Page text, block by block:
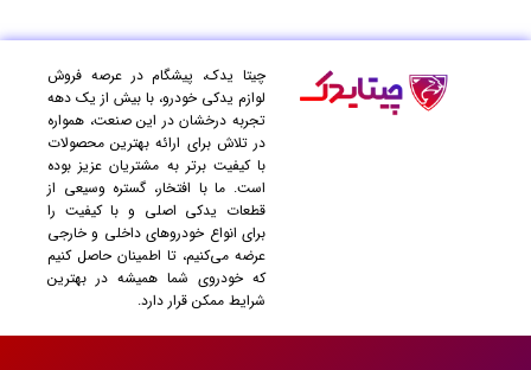
چیتا یدک، پیشگام در عرصه فروش
لوازم یدکی خودرو، با بیش از یک دهه
تجربه درخشان در این صنعت، همواره
در تلاش برای ارائه بهترین محصولات
با کیفیت برتر به مشتریان عزیز بوده
است. ما با افتخار، گستره وسیعی از
قطعات یدکی اصلی و با کیفیت را
برای انواع خودروهای داخلی و خارجی
عرضه می‌کنیم، تا اطمینان حاصل کنیم
که خودروی شما همیشه در بهترین
شرایط ممکن قرار دارد.